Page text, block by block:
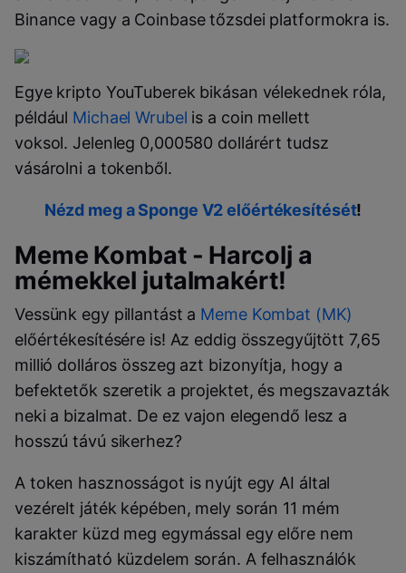
Binance vagy a Coinbase tőzsdei platformokra is.
Egye kripto YouTuberek bikásan vélekednek róla,
például Michael Wrubel is a coin mellett
voksol. Jelenleg 0,000580 dollárért tudsz
vásárolni a tokenből.
Nézd meg a Sponge V2 előértékesítését!
Meme Kombat - Harcolj a
mémekkel jutalmakért!
Vessünk egy pillantást a Meme Kombat (MK)
előértékesítésére is! Az eddig összegyűjtött 7,65
millió dolláros összeg azt bizonyítja, hogy a
befektetők szeretik a projektet, és megszavazták
neki a bizalmat. De ez vajon elegendő lesz a
hosszú távú sikerhez?
A token hasznosságot is nyújt egy AI által
vezérelt játék képében, mely során 11 mém
karakter küzd meg egymással egy előre nem
kiszámítható küzdelem során. A felhasználók